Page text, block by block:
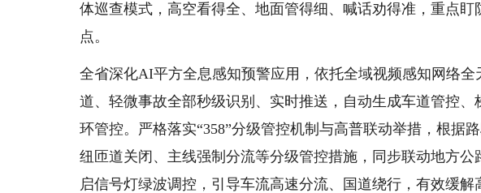
体巡查模式，高空看得全、地面管得细、喊话劝得准，重点
点。
全省深化AI平方全息感知预警应用，依托全域视频感知网络
道、轻微事故全部秒级识别、实时推送，自动生成车道管控
环管控。严格落实“358”分级管控机制与高普联动举措，根据
纽匝道关闭、主线强制分流等分级管控措施，同步联动地方
启信号灯绿波调控，引导车流高速分流、国道绕行，有效缓